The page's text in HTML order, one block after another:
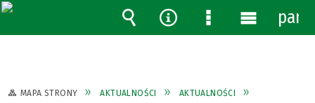
MAPA STRONY AKTUALNOŚCI
AKTUALNOŚCI
Wyszukiwarka
Narzędzia
MenuMenu